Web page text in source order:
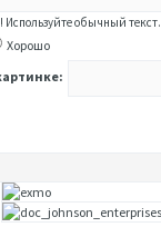
Используйте обычный текст.
Хорошо